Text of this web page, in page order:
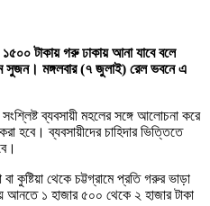
টাকায় গরু ঢাকায় আনা যাবে বলে
সুজন। মঙ্গলবার (৭ জুলাই) রেল ভবনে এ
ব্যবসায়ী মহলের সঙ্গে আলোচনা করে
হবে। ব্যবসায়ীদের চাহিদার ভিত্তিতে
কুষ্টিয়া থেকে চট্টগ্রামে প্রতি গরুর ভাড়া
আনতে ১ হাজার ৫০০ থেকে ২ হাজার টাকা